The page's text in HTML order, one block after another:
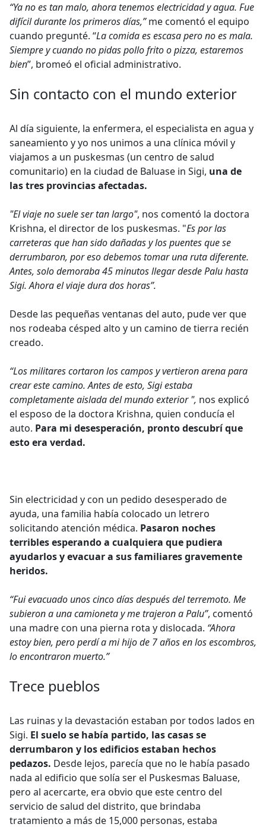
“Ya no es tan malo, ahora tenemos electricidad y agua. Fue
difícil durante los primeros días,”me comentó el equipo
cuando pregunté. “La comida es escasa pero no es mala.
Siempre y cuando no pidas pollo frito o pizza, estaremos
bien”, bromeó el oficial administrativo.
Sin contacto con el mundo exterior
Al día siguiente, la enfermera, el especialista en agua y
saneamiento y yo nos unimos a una clínica móvil y
viajamos a un puskesmas (un centro de salud
comunitario) en la ciudad de Baluase in Sigi, una de
las tres provincias afectadas.
"El viaje no suele ser tan largo", nos comentó la doctora
Krishna, el director de los puskesmas. "Es por las
carreteras que han sido dañadas y los puentes que se
derrumbaron, por eso debemos tomar una ruta diferente.
Antes, solo demoraba 45 minutos llegar desde Palu hasta
Sigi. Ahora el viaje dura dos horas”.
Desde las pequeñas ventanas del auto, pude ver que
nos rodeaba césped alto y un camino de tierra recién
creado.
“Los militares cortaron los campos y vertieron arena para
crear este camino. Antes de esto, Sigi estaba
completamente aislada del mundo exterior ", nos explicó
el esposo de la doctora Krishna, quien conducía el
auto. Para mi desesperación, pronto descubrí que
esto era verdad.
Sin electricidad y con un pedido desesperado de
ayuda, una familia había colocado un letrero
solicitando atención médica. Pasaron noches
terribles esperando a cualquiera que pudiera
ayudarlos y evacuar a sus familiares gravemente
heridos.
“Fui evacuado unos cinco días después del terremoto. Me
subieron a una camioneta y me trajeron a Palu”, comentó
una madre con una pierna rota y dislocada. “Ahora
estoy bien, pero perdí a mi hijo de 7 años en los escombros,
lo encontraron muerto.”
Trece pueblos
Las ruinas y la devastación estaban por todos lados en
Sigi. El suelo se había partido, las casas se
derrumbaron y los edificios estaban hechos
pedazos. Desde lejos, parecía que no le había pasado
nada al edificio que solía ser el Puskesmas Baluase,
pero al acercarte, era obvio que este centro del
servicio de salud del distrito, que brindaba
tratamiento a más de 15,000 personas, estaba